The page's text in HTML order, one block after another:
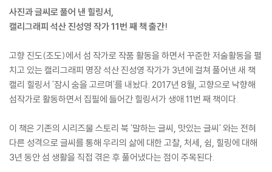
사진과 글씨로 풀어 낸 힐링서,
캘리그래피 석산 진성영 작가 11번 째 책 출간!
고향 진도(조도)에서 섬 작가로 작품 활동을 하면서 꾸준한 저술활동을 펼
치고 있는 캘리그래피 명장 석산 진성영 작가가 3년에 걸쳐 풀어낸 새 책
캘리 힐링서 '잠시 숨을 고르며'를 내놨다. 2017년 8월, 고향으로 낙향해
섬작가로 활동하면서 집필에 들어간 힐링서가 생애 11번 째 책이다.
이 책은 기존의 시리즈물 스토리 북 '말하는 글씨, 맛있는 글씨' 와는 전혀
다른 성격으로 글씨를 통해 우리의 삶에 대한 고찰, 처세, 쉼, 힐링에 대해
3년 동안 섬 생활을 직접 겪은 후 풀어냈다는 점이 주목된다.